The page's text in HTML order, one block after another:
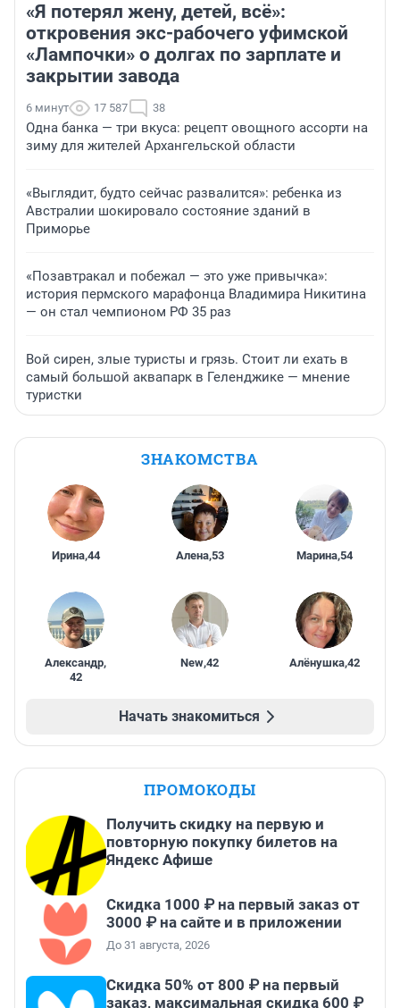
«Я потерял жену, детей, всё»:
откровения экс-рабочего уфимской
«Лампочки» о долгах по зарплате и
закрытии завода
6 минут 17 587 38
Одна банка — три вкуса: рецепт овощного ассорти на
зиму для жителей Архангельской области
«Выглядит, будто сейчас развалится»: ребенка из
Австралии шокировало состояние зданий в
Приморье
«Позавтракал и побежал — это уже привычка»:
история пермского марафонца Владимира Никитина
— он стал чемпионом РФ 35 раз
Вой сирен, злые туристы и грязь. Стоит ли ехать в
самый большой аквапарк в Геленджике — мнение
туристки
ЗНАКОМСТВА
Ирина,44 Алена,53 Марина,54
Александр,
42
New,42 Алёнушка,42
Начать знакомиться
ПРОМОКОДЫ
Получить скидку на первую и
повторную покупку билетов на
Яндекс Афише
Скидка 1000 ₽ на первый заказ от
3000 ₽ на сайте и в приложении
До 31 августа, 2026
Скидка 50% от 800 ₽ на первый
заказ, максимальная скидка 600 ₽